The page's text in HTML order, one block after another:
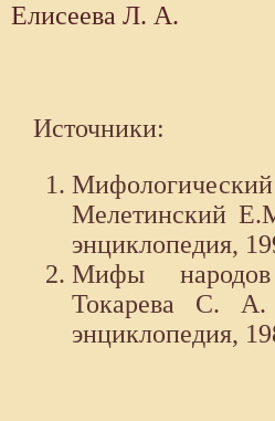
Елисеева Л. А.
Источники:
Мелетинский
энциклопедия,
Мифы
Токарева С.
энциклопедия,